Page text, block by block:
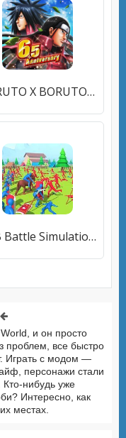
NARUTO X BORUTO NINJA VOLTAGE
TAB Battle Simulation Mobile
и он просто
проблем, все быстро
Играть с модом —
персонажи стали
нибудь уже
Интересно, как
местах.